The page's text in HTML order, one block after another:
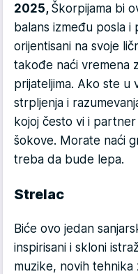
2025, Škorpijama bi
balans između posla i
orijentisani na svoje
takođe naći vremena
prijateljima. Ako ste u
strpljenja i
kojoj često vi i
šokove. Morate naći
treba da bude lepa.
Strelac
Biće ovo jedan
inspirisani i skloni
muzike, novih tehnika